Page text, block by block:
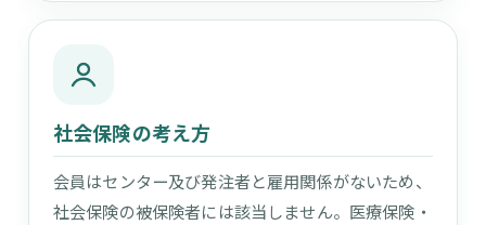
社会保険の考え方
会員はセンター及び発注者と雇用関係がないため、
社会保険の被保険者には該当しません。医療保険・